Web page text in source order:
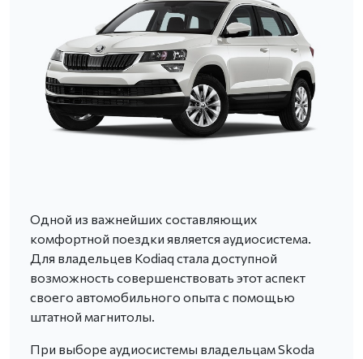
Одной из важнейших составляющих
комфортной поездки является аудиосистема.
Для владельцев Kodiaq стала доступной
возможность совершенствовать этот аспект
своего автомобильного опыта с помощью
штатной магнитолы.
При выборе аудиосистемы владельцам Skoda